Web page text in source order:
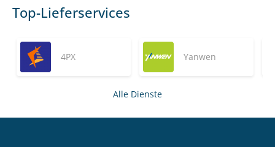
Top-Lieferservices
4PX Yanwen
Alle Dienste